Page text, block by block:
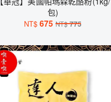
包)
NT$ 675 NT$775